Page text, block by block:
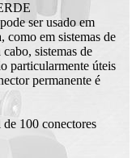
ser usado em
como em sistemas de
sistemas de
particularmente úteis
permanente é
100 conectores